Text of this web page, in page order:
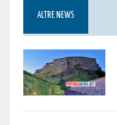
ALTRE NEWS